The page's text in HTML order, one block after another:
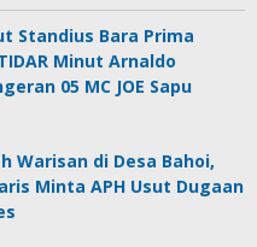
Standius Bara Prima
Minut Arnaldo
05 MC JOE Sapu
Warisan di Desa Bahoi,
Minta APH Usut Dugaan